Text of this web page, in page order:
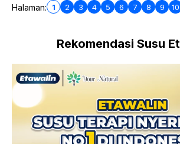
Halaman: 1 2 3 4 5 6 7 8 9 10
Rekomendasi Susu